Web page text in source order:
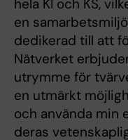
hela KI och KS,
en
dedikerad till att
Nätverket
utrymme för
en utmärkt
och använda min
deras